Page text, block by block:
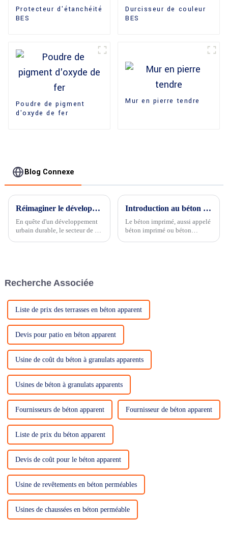
Protecteur d'étanchéité
BES
Durcisseur de couleur
BES
Poudre de pigment
d'oxyde de fer
Mur en pierre tendre
Blog Connexe
Réimaginer le développement urbain durable avec du béton perméable à granulats apparents
En quête d'un développement
urbain durable, le secteur de la
structure poreuse…
Introduction au béton imprimé
Le béton imprimé, aussi appelé
béton imprimé ou béton
Recherche Associée
Liste de prix des terrasses en béton apparent
Devis pour patio en béton apparent
Usine de coût du béton à granulats apparents
Usines de béton à granulats apparents
Fournisseurs de béton apparent Fournisseur de béton apparent
Liste de prix du béton apparent
Devis de coût pour le béton apparent
Usine de revêtements en béton perméables
Usines de chaussées en béton perméable